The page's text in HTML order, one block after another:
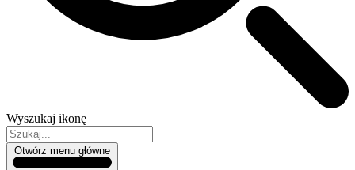
Wyszukaj ikonę
Otwórz menu główne